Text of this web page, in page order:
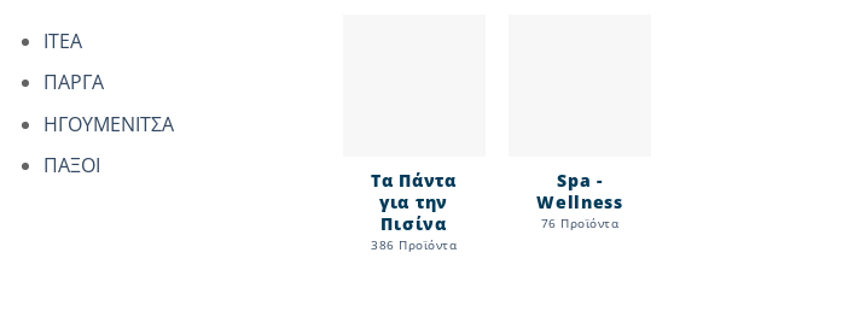
ΙΤΕΑ
ΠΑΡΓΑ
ΗΓΟΥΜΕΝΙΤΣΑ
ΠΑΞΟΙ
Τα Πάντα
για την
Πισίνα
386 Προϊόντα
Spa -
Wellness
76 Προϊόντα